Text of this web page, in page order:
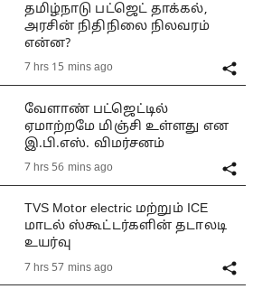
தமிழ்நாடு பட்ஜெட் தாக்கல்,
அரசின் நிதிநிலை நிலவரம்
என்ன?
7 hrs 15 mins ago
வேளாண் பட்ஜெட்டில்
ஏமாற்றமே மிஞ்சி உள்ளது என
இ.பி.எஸ். விமர்சனம்
7 hrs 56 mins ago
TVS Motor electric மற்றும் ICE
மாடல் ஸ்கூட்டர்களின் தடாலடி
உயர்வு
7 hrs 57 mins ago